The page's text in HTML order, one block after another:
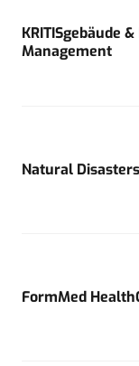
KRITISgebäude
Management
Natural
FormMed